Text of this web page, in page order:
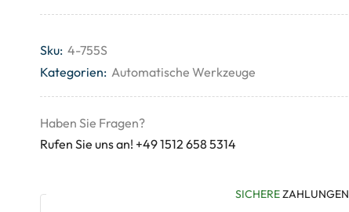
Sku: 4-755S
Kategorien: Automatische Werkzeuge
Haben Sie Fragen?
Rufen Sie uns an! +49 1512 658 5314
SICHEREZAHLUNGEN